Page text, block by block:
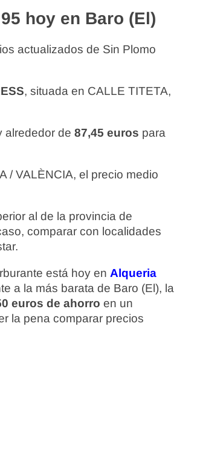
hoy en Baro (El)
actualizados de Sin Plomo
, situada en CALLE TITETA,
alrededor de 87,45 euros para
/ VALÈNCIA, el precio medio
al de la provincia de
comparar con localidades
está hoy en Alqueria
a la más barata de Baro (El), la
euros de ahorro en un
la pena comparar precios